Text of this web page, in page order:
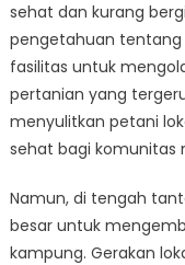
sehat dan kurang
pengetahuan tentang
fasilitas untuk
pertanian yang
menyulitkan petani
sehat bagi komunitas
Namun, di tengah
besar untuk
kampung. Gerakan